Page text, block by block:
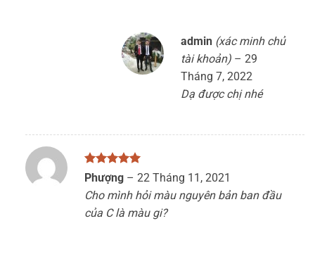
admin (xác minh chủ
tài khoản) – 29
Tháng 7, 2022
Dạ được chị nhé
Được xếp
hạng
5
sao
Phượng – 22 Tháng 11, 2021
Cho mình hỏi màu nguyên bản ban đầu
của C là màu gi?